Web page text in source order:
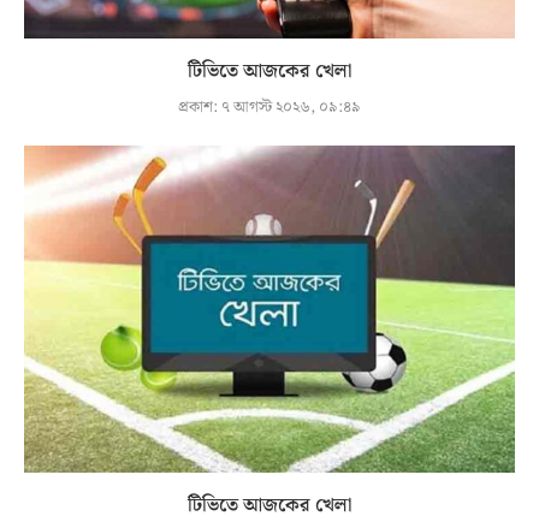
টিভিতে আজকের খেলা
প্রকাশ: ৭ আগস্ট ২০২৬, ০৯:৪৯
টিভিতে আজকের খেলা